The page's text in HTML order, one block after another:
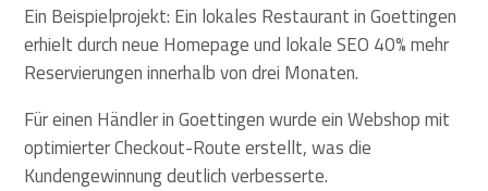
Ein Beispielprojekt: Ein lokales Restaurant in Goettingen
erhielt durch neue Homepage und lokale SEO 40% mehr
Reservierungen innerhalb von drei Monaten.
Für einen Händler in Goettingen wurde ein Webshop mit
optimierter Checkout-Route erstellt, was die
Kundengewinnung deutlich verbesserte.